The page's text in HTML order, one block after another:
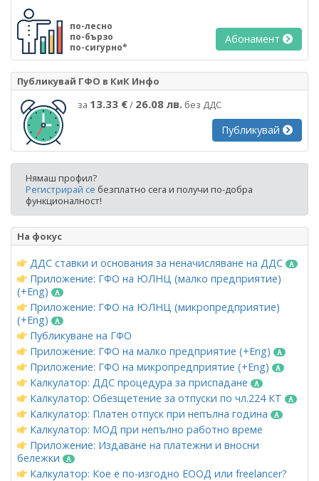
по-лесно
по-бързо
по-сигурно*
Абонамент
Публикувай ГФО в КиК Инфо
за 13.33 €/ 26.08 лв. без ДДС
Публикувай
Нямаш профил?
Регистрирай се безплатно сега и получи по-добра
функционалност!
На фокус
ДДС ставки и основания за неначисляване на ДДС
Приложение: ГФО на ЮЛНЦ (малко предприятие)
(+Eng)
Приложение: ГФО на ЮЛНЦ (микропредприятие)
(+Eng)
Публикуване на ГФО
Приложение: ГФО на малко предприятие (+Eng)
Приложение: ГФО на микропредприятие (+Eng)
Калкулатор: ДДС процедура за приспадане
Калкулатор: Обезщетение за отпуски по чл.224 КТ
Калкулатор: Платен отпуск при непълна година
Калкулатор: МОД при непълно работно време
Приложение: Издаване на платежни и вносни
бележки
Калкулатор: Кое е по-изгодно ЕООД или freelancer?